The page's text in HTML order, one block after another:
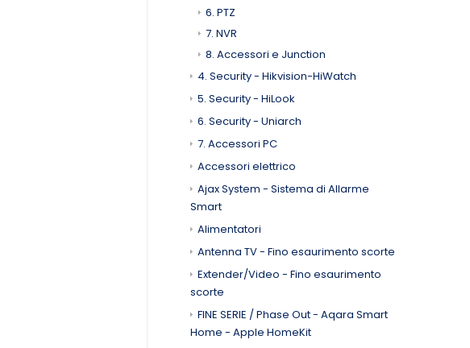
6. PTZ
7. NVR
8. Accessori e Junction
4. Security - Hikvision-HiWatch
5. Security - HiLook
6. Security - Uniarch
7. Accessori PC
Accessori elettrico
Ajax System - Sistema di Allarme
Smart
Alimentatori
Antenna TV - Fino esaurimento scorte
Extender/Video - Fino esaurimento
scorte
FINE SERIE / Phase Out - Aqara Smart
Home - Apple HomeKit